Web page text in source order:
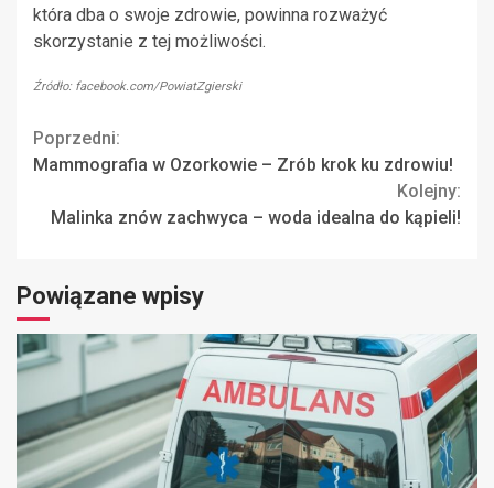
która dba o swoje zdrowie, powinna rozważyć
skorzystanie z tej możliwości.
Źródło: facebook.com/PowiatZgierski
Continue
Poprzedni:
Mammografia w Ozorkowie – Zrób krok ku zdrowiu!
Kolejny:
Malinka znów zachwyca – woda idealna do kąpieli!
Powiązane wpisy